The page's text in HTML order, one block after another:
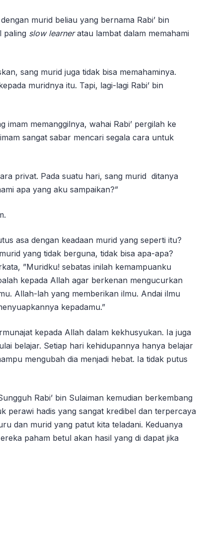
murid beliau yang bernama Rabi’ bin
paling slow learneratau lambat dalam memahami
sang murid juga tidak bisa memahaminya.
muridnya itu. Tapi, lagi-lagi Rabi’ bin
memanggilnya, wahai Rabi’ pergilah ke
sangat sabar mencari segala cara untuk
privat. Pada suatu hari, sang murid ditanya
apa yang aku sampaikan?”
asa dengan keadaan murid yang seperti itu?
yang tidak berguna, tidak bisa apa-apa?
”Muridku! sebatas inilah kemampuanku
kepada Allah agar berkenan mengucurkan
Allah-lah yang memberikan ilmu. Andai ilmu
kepadamu.”
kepada Allah dalam kekhusyukan. Ia juga
belajar. Setiap hari kehidupannya hanya belajar
mengubah dia menjadi hebat. Ia tidak putus
Rabi’ bin Sulaiman kemudian berkembang
perawi hadis yang sangat kredibel dan terpercaya
dan murid yang patut kita teladani. Keduanya
paham betul akan hasil yang di dapat jika